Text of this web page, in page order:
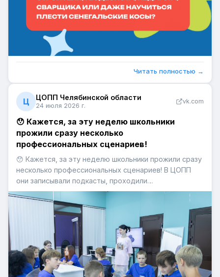
Читать полностью →
Ц ЦОПП Челябинской области
24 июля 2026 г.
vk.com
😯 Кажется, за эту неделю школьники
прожили сразу несколько
профессиональных сценариев!
😯 Кажется, за эту неделю школьники прожили сразу
несколько профессиональных сценариев! В ЦОПП
они записывали подкасты, проходили
профдиагностику, проверяли свои знания в квизе
«Медицинский навигатор», знакомились с проектом
«ТехноГТО», примеряли профессии с помощью VR и
встречались с экспертами в